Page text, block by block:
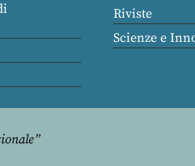
Riviste
Scienze e